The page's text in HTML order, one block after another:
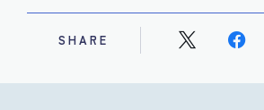
SHARE